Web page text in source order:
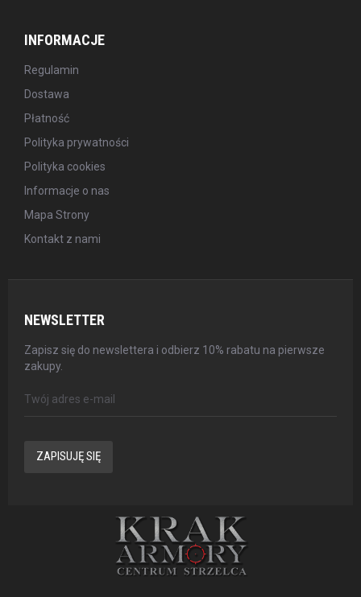
INFORMACJE
Regulamin
Dostawa
Płatność
Polityka prywatności
Polityka cookies
Informacje o nas
Mapa Strony
Kontakt z nami
NEWSLETTER
Zapisz się do newslettera i odbierz 10% rabatu na pierwsze
zakupy.
ZAPISUJĘ SIĘ